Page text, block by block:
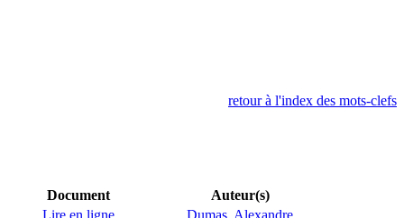
retour à l'index des mots-clefs
Document
Auteur(s)
Lire en ligne
Dumas, Alexandre